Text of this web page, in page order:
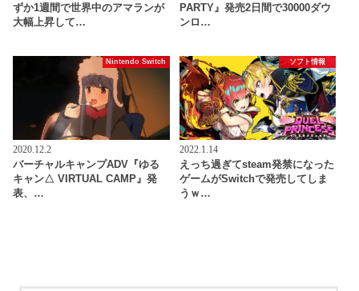
ずか1週間で世界中のアマランが
大幅上昇して…
PARTY』発売2日間で30000ダウ
ンロ…
Nintendo Switch
2020.12.2
バーチャルキャンプADV『ゆる
キャン△ VIRTUAL CAMP』発
表、…
ソフト情報
2022.1.14
えっち過ぎてsteam発禁になった
ゲームがSwitchで発売してしま
うｗ…